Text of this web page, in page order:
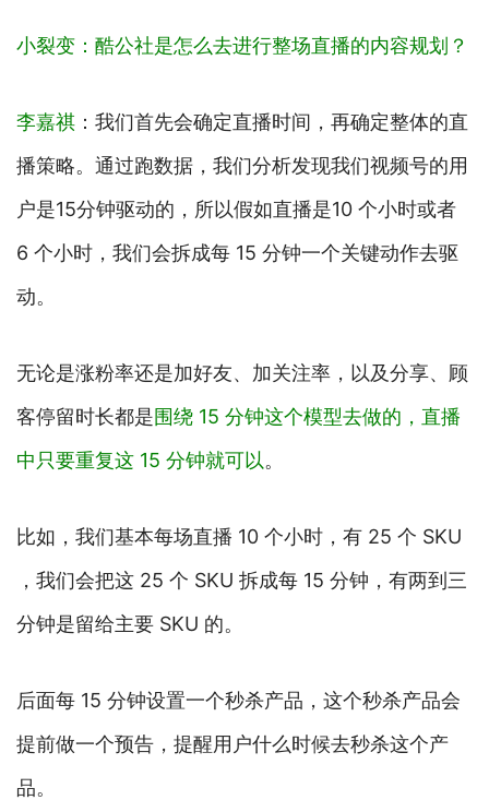
小裂变：酷公社是怎么去进行整场直播的内容规划？
李嘉祺 ：我们首先会确定直播时间，再确定整体的直
播策略。通过跑数据，我们分析发现我们视频号的用
户是15分钟驱动的，所以假如直播是10 个小时或者
6 个小时，我们会拆成每 15 分钟一个关键动作去驱
动。
无论是涨粉率还是加好友、加关注率，以及分享、顾
客停留时长都是围绕 15 分钟这个模型去做的，直播
中只要重复这 15 分钟就可以。
比如，我们基本每场直播 10 个小时，有 25 个 SKU
，我们会把这 25 个 SKU 拆成每 15 分钟，有两到三
分钟是留给主要 SKU 的。
后面每 15 分钟设置一个秒杀产品，这个秒杀产品会
提前做一个预告，提醒用户什么时候去秒杀这个产
品。